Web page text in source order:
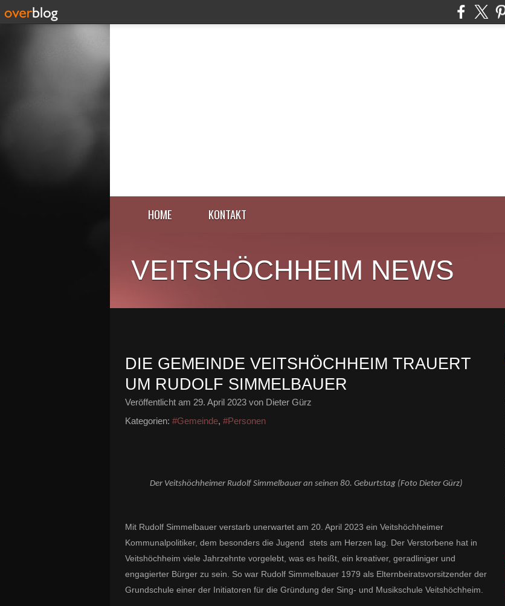
HOME KONTAKT
VEITSHÖCHHEIM NEWS
DIE GEMEINDE VEITSHÖCHHEIM TRAUERT
UM RUDOLF SIMMELBAUER
Veröffentlicht am 29. April 2023 von Dieter Gürz
Kategorien: #Gemeinde, #Personen
Der Veitshöchheimer Rudolf Simmelbauer an seinen 80. Geburtstag (Foto Dieter Gürz)
Mit Rudolf Simmelbauer verstarb unerwartet am 20. April 2023 ein Veitshöchheimer
Kommunalpolitiker, dem besonders die Jugend stets am Herzen lag. Der Verstorbene hat in
Veitshöchheim viele Jahrzehnte vorgelebt, was es heißt, ein kreativer, geradliniger und
engagierter Bürger zu sein. So war Rudolf Simmelbauer 1979 als Elternbeiratsvorsitzender der
Grundschule einer der Initiatoren für die Gründung der Sing- und Musikschule Veitshöchheim.